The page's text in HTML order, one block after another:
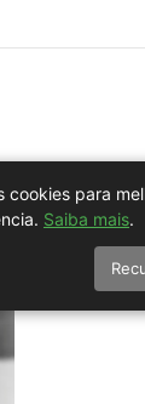
Recall
Brasil
cookies para
Saiba mais.